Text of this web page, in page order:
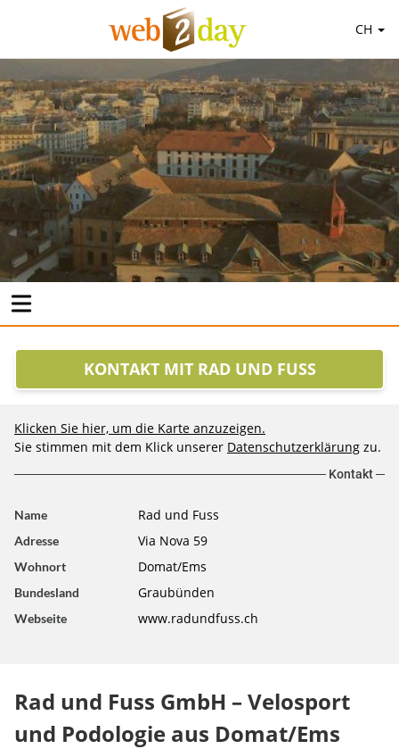
CH
KONTAKT MIT RAD UND FUSS
Klicken Sie hier, um die Karte anzuzeigen.
Sie stimmen mit dem Klick unserer Datenschutzerklärung zu.
Kontakt
Name Rad und Fuss
Adresse Via Nova 59
Wohnort Domat/Ems
Bundesland Graubünden
Webseite www.radundfuss.ch
Rad und Fuss GmbH – Velosport
und Podologie aus Domat/Ems